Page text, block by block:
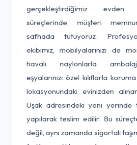
gerçekleştirdiğimiz
süreçlerinde, müşteri
safhada tutuyoruz.
ekibimiz, mobilyalarınızı de
havalı naylonlarla
eşyalarınızı özel kılıflarla
lokasyonundaki evinizden
Uşak adresindeki yeni yerinde
yapılarak teslim edilir. Bu
değil, aynı zamanda sigortalı